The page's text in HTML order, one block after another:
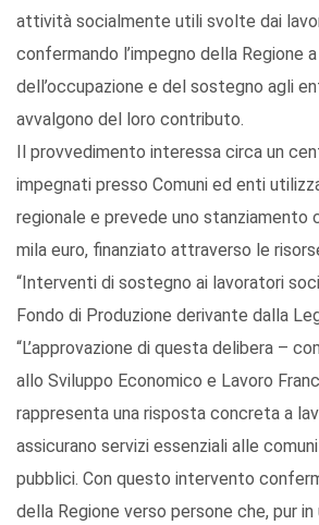
attività socialmente utili svolte dai
confermando l’impegno della Regione
dell’occupazione e del sostegno agli
avvalgono del loro contributo.
Il provvedimento interessa circa un
impegnati presso Comuni ed enti
regionale e prevede uno stanziamento
mila euro, finanziato attraverso le
“Interventi di sostegno ai lavoratori
Fondo di Produzione derivante dalla
“L’approvazione di questa delibera –
allo Sviluppo Economico e Lavoro
rappresenta una risposta concreta a
assicurano servizi essenziali alle
pubblici. Con questo intervento
della Regione verso persone che, pur in